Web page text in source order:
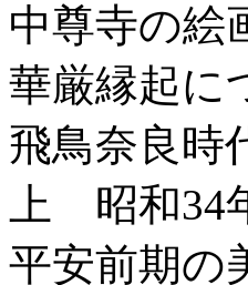
中尊寺の
華厳縁起
飛鳥奈良
上 昭和34
平安前期の